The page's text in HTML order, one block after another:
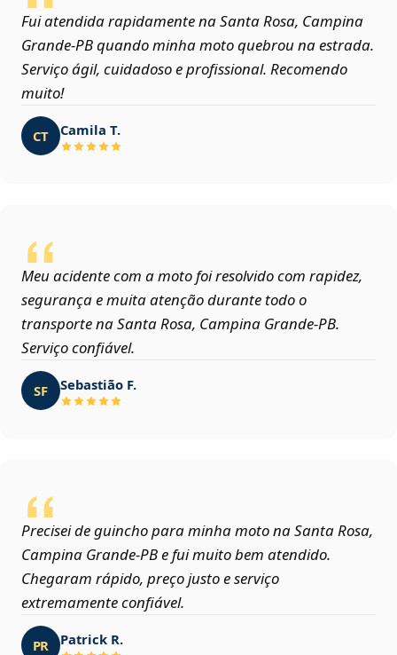
Fui atendida rapidamente na Santa Rosa, Campina
Grande‑PB quando minha moto quebrou na estrada.
Serviço ágil, cuidadoso e profissional. Recomendo
muito!
CT Camila T.
Meu acidente com a moto foi resolvido com rapidez,
segurança e muita atenção durante todo o
transporte na Santa Rosa, Campina Grande‑PB.
Serviço confiável.
SF Sebastião F.
Precisei de guincho para minha moto na Santa Rosa,
Campina Grande‑PB e fui muito bem atendido.
Chegaram rápido, preço justo e serviço
extremamente confiável.
PR Patrick R.